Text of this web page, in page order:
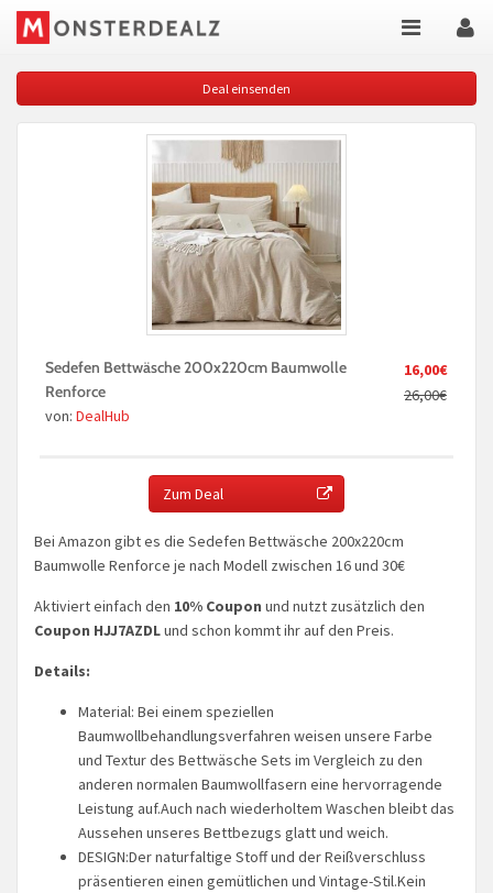
Deal einsenden
16,00€
26,00€
Sedefen Bettwäsche 200x220cm Baumwolle
Renforce
von: DealHub
Zum Deal
Bei Amazon gibt es die Sedefen Bettwäsche 200x220cm
Baumwolle Renforce je nach Modell zwischen 16 und 30€
Aktiviert einfach den 10% Coupon und nutzt zusätzlich den
Coupon HJJ7AZDLund schon kommt ihr auf den Preis.
Details:
Material: Bei einem speziellen
Baumwollbehandlungsverfahren weisen unsere Farbe
und Textur des Bettwäsche Sets im Vergleich zu den
anderen normalen Baumwollfasern eine hervorragende
Leistung auf.Auch nach wiederholtem Waschen bleibt das
Aussehen unseres Bettbezugs glatt und weich.
DESIGN:Der naturfaltige Stoff und der Reißverschluss
präsentieren einen gemütlichen und Vintage-Stil.Kein